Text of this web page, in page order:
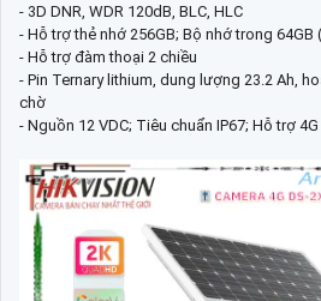
- 3D DNR, WDR 120dB, BLC, HLC
- Hỗ trợ thẻ nhớ 256GB; Bộ nhớ trong 64GB
- Hỗ trợ đàm thoại 2 chiều
- Pin Ternary lithium, dung lượng 23.2 Ah,
chờ
- Nguồn 12 VDC; Tiêu chuẩn IP67; Hỗ trợ 4G